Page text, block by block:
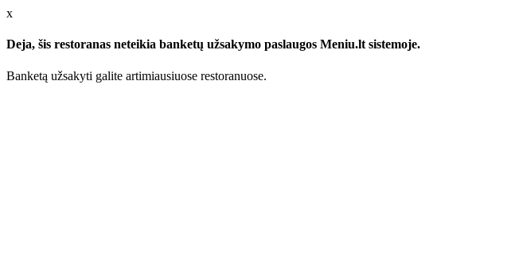
x
Deja, šis restoranas neteikia banketų užsakymo paslaugos Meniu.lt sistemoje.
Banketą užsakyti galite artimiausiuose restoranuose.